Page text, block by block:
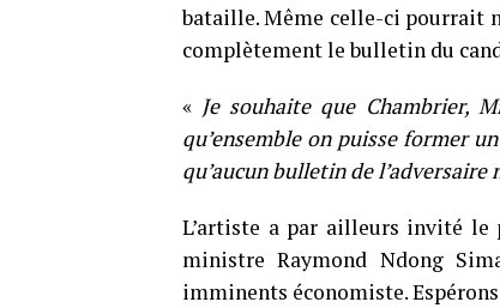
bataille. Même celle-ci pourrait
complètement le bulletin du
« Je souhaite que Chambrier,
qu’ensemble on puisse former
qu’aucun bulletin de l’adversaire
L’artiste a par ailleurs invité le
ministre Raymond Ndong
imminents économiste.